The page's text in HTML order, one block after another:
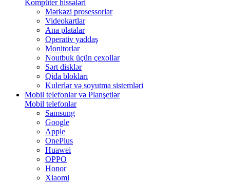
Kompüter hissələri
Mərkəzi prosessorlar
Videokartlar
Ana platalar
Operativ yaddaş
Monitorlar
Noutbuk üçün çexollar
Sərt disklər
Qida blokları
Kulerlər və soyutma sistemləri
Mobil telefonlar və Planşetlər
Mobil telefonlar
Samsung
Google
Apple
OnePlus
Huawei
OPPO
Honor
Xiaomi